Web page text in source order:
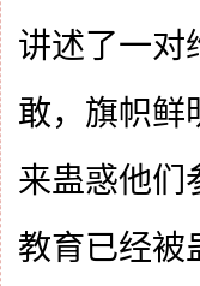
讲述了一对
敢，旗帜鲜
来蛊惑他们
教育已经被